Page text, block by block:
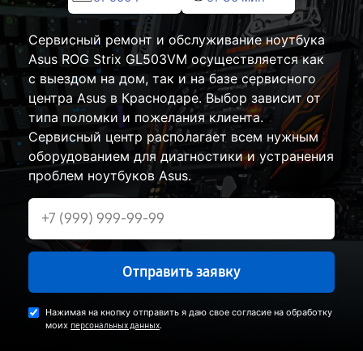
Сервисный ремонт и обслуживание ноутбука
Asus ROG Strix GL503VM осуществляется как
с выездом на дом, так и на базе сервисного
центра Asus в Краснодаре. Выбор зависит от
типа поломки и пожелания клиента.
Сервисный центр располагает всем нужным
оборудованием для диагностики и устранения
проблем ноутбуков Asus.
Отправить заявку
Нажимая на кнопку отправить я даю свое согласие на обработку
моих персональных данных.